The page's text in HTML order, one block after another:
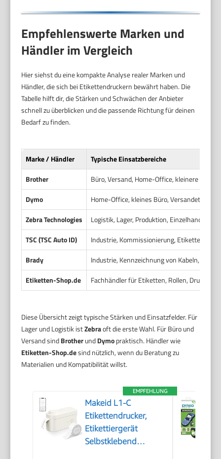
Empfehlenswerte Marken und
Händler im Vergleich
Hier siehst du eine kompakte Analyse realer Marken und
Händler, die sich bei Etikettendruckern bewährt haben. Die
Tabelle hilft dir, die Stärken und Schwächen der Anbieter
schnell zu überblicken und die passende Richtung für deinen
Bedarf zu finden.
Marke / Händler
Typische Einsatzbereiche
Brother
Büro, Versand, Home-Office, kleinere Shops
Dymo
Home-Office, kleines Büro, Versandetiketten
Zebra Technologies
Logistik, Lager, Produktion, Einzelhandel
TSC (TSC Auto ID)
Industrie, Kommissionierung,
Brady
Industrie, Kennzeichnung von Kabeln,
Etiketten-Shop.de
Fachhändler für Etiketten, Rollen, Drucker
Diese Übersicht zeigt typische Stärken und Einsatzfelder. Für
Lager und Logistik istZebraoft die erste Wahl. Für Büro und
Versand sindBrotherundDymopraktisch. Händler wie
Etiketten-Shop.desind nützlich, wenn du Beratung zu
Materialien und Kompatibilität willst.
EMPFEHLUNG
Makeid L1-C
Etikettendrucker,
Etikettiergerät
Selbstklebend